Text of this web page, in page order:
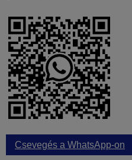
Csevegés a WhatsApp-on